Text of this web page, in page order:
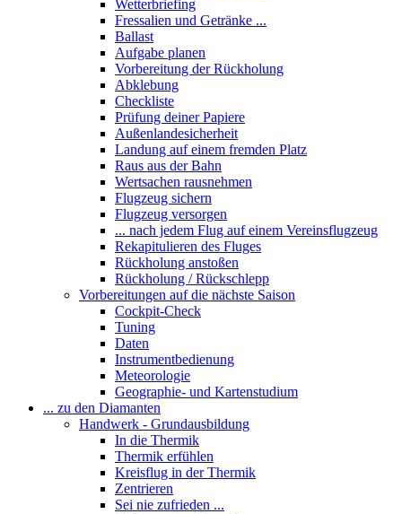
Wetterbriefing
Fressalien und Getränke ...
Ballast
Aufgabe planen
Vorbereitung der Rückholung
Abklebung
Checkliste
Prüfung deiner Papiere
Außenlandesicherheit
Landung auf einem fremden Platz
Raus aus der Bahn
Wertsachen rausnehmen
Flugzeug sichern
Flugzeug versorgen
... nach jedem Flug auf einem Vereinsflugzeug
Rekapitulieren des Fluges
Rückholung anstoßen
Rückholung / Rückschlepp
Vorbereitungen auf die nächste Saison
Cockpit-Check
Tuning
Daten
Instrumentbedienung
Meteorologie
Geographie- und Kartenstudium
... zu den Diamanten
Handwerk - Grundausbildung
In die Thermik
Thermik erfühlen
Kreisflug in der Thermik
Zentrieren
Sei nie zufrieden ...